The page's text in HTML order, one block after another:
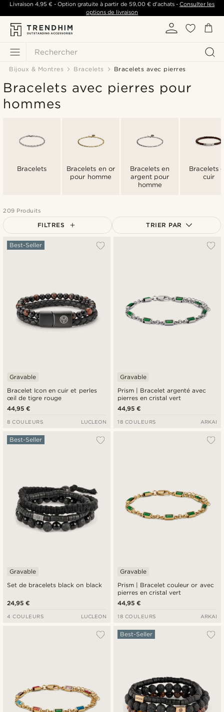
Rechercher
Livraison 4,95 €- Option gratuite à partir de 59,00 €d'achats -Consulter les
options de livraison
Bijoux & Montres Bracelets Bracelets avec pierres
Bracelets avec pierres pour
hommes
Bracelets
Bracelets en or
pour homme
Bracelets en
argent pour
homme
Bracelets
cuir
209 Produits
FILTRES TRIER PAR
Bracelet Icon en cuir et perles
œil de tigre rouge
Best-Seller
Gravable
44,95 €
8 COULEURS LUCLEON
Prism | Bracelet argenté avec
pierres en cristal vert
Gravable
44,95 €
18 COULEURS ARKAI
Set de bracelets black on black
Best-Seller
Gravable
24,95 €
4 COULEURS LUCLEON
Prism | Bracelet couleur or avec
pierres en cristal vert
Gravable
44,95 €
18 COULEURS ARKAI
Best-Seller